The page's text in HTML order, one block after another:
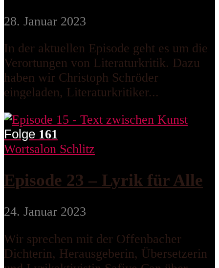
28. Januar 2023
In der aktuellen Episode geht es um die
Verortungen von Literaturkritik. Dazu
haben wir Christoph Schröder
eingeladen, Literaturkritiker...
Folge 161
Wortsalon Schlitz
Episode 23 – Lyrik für Alle
24. Januar 2023
Wir sprechen mit der Offenbacher
Dichterin, Herausgeberin, Übersetzerin